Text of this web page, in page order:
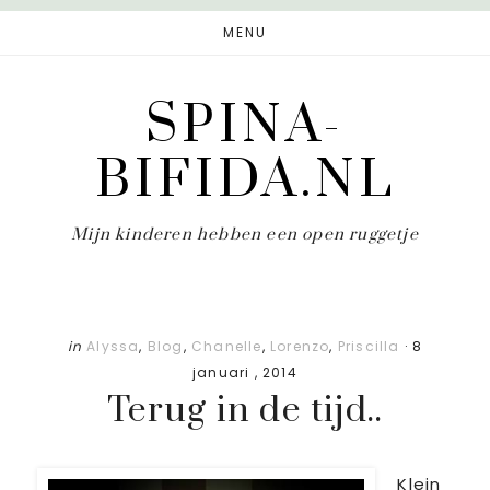
Door
Spring
MENU
SPINA-
BIFIDA.NL
Mijn kinderen hebben een open ruggetje
in Alyssa, Blog, Chanelle, Lorenzo, Priscilla ·8
januari , 2014
Terug in de tijd..
Klein